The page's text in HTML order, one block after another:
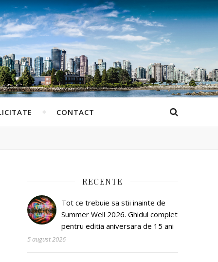
CONTACT
RECENTE
Tot ce trebuie sa stii inainte de
Summer Well 2026. Ghidul complet
pentru editia aniversara de 15 ani
5 august 2026